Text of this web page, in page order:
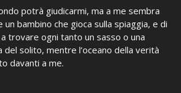
potrà giudicarmi, ma a me sembra
bambino che gioca sulla spiaggia, e di
trovare ogni tanto un sasso o una
del solito, mentre l’oceano della verità
davanti a me.